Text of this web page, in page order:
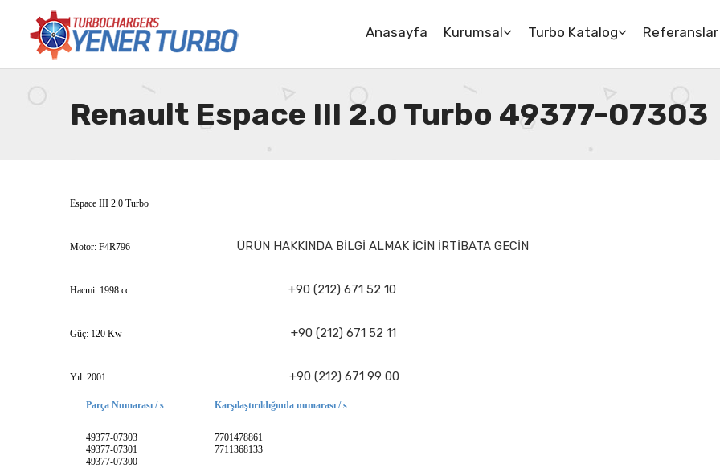
Anasayfa Kurumsal Turbo Katalog Referanslar
Renault Espace III 2.0 Turbo 49377-07303
Espace III 2.0 Turbo
Motor: F4R796 ÜRÜN HAKKINDA BİLGİ ALMAK İCİN İRTİBATA GECİN
Hacmi: 1998 cc +90 (212) 671 52 10
Güç: 120 Kw +90 (212) 671 52 11
Yıl: 2001 +90 (212) 671 99 00
Parça Numarası / s
49377-07303
49377-07301
49377-07300
Karşılaştırıldığında numarası / s
7701478861
7711368133